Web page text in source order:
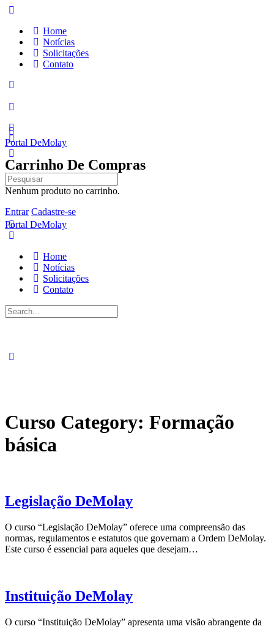
Home
Notícias
Solicitações
Contato
Carrinho De Compras
Nenhum produto no carrinho.
Entrar Cadastre-se
Portal DeMolay
Pesquisar
por:
Portal DeMolay
Home
Notícias
Solicitações
Contato
Pesquisar
por:
Curso Category: Formação
básica
Legislação DeMolay
O curso “Legislação DeMolay” oferece uma compreensão das
normas, regulamentos e estatutos que governam a Ordem DeMolay.
Este curso é essencial para aqueles que desejam…
Instituição DeMolay
O curso “Instituição DeMolay” apresenta uma visão abrangente da